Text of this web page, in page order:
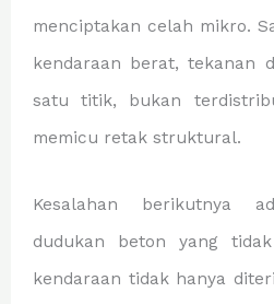
menciptakan celah mikro.
kendaraan berat, tekanan
satu titik, bukan
memicu retak struktural.
Kesalahan berikutnya
dudukan beton yang
kendaraan tidak hanya